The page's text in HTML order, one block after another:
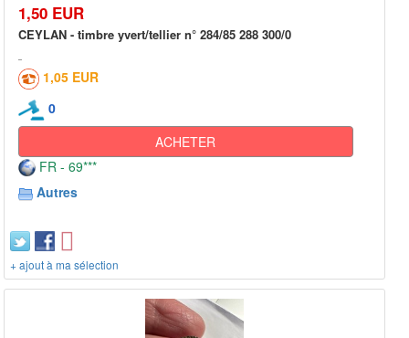
1,50 EUR
CEYLAN - timbre yvert/tellier n° 284/85 288 300/0
1,05 EUR
0
ACHETER
FR - 69***
Autres
+ ajout à ma sélection